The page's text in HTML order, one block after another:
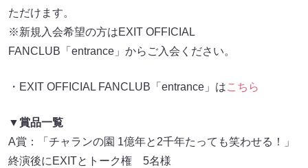
ただけます。
※新規入会希望の方はEXIT OFFICIAL
FANCLUB「entrance」からご入会ください。
・EXIT OFFICIAL FANCLUB「entrance」はこちら
▼賞品一覧
A賞：「チャランの園 1億年と2千年たっても笑わせる！」
終演後にEXITとトーク権 5名様